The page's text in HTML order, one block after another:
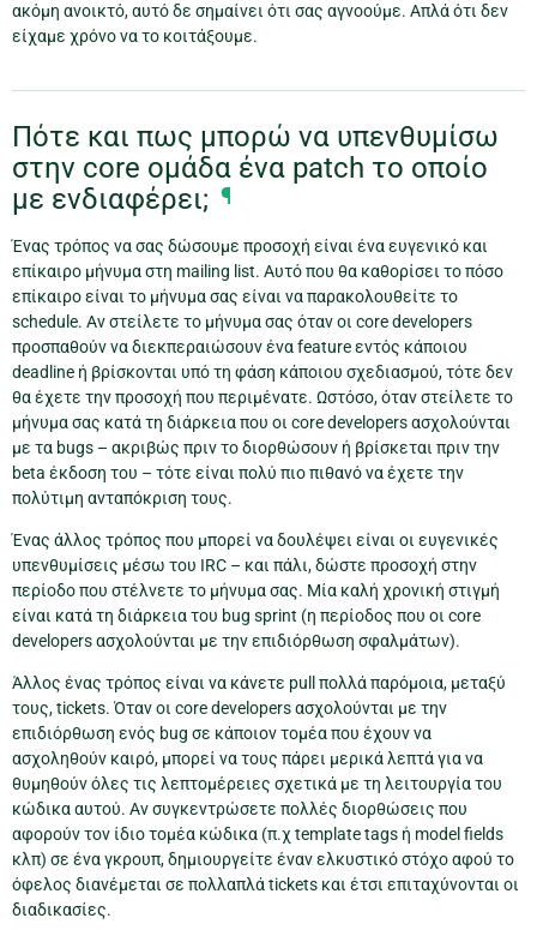
ακόμη ανοικτό, αυτό δε σημαίνει ότι σας αγνοούμε. Απλά ότι δεν
είχαμε χρόνο να το κοιτάξουμε.
Πότε και πως μπορώ να υπενθυμίσω
στην core ομάδα ένα patch το οποίο
με ενδιαφέρει; ¶
Ένας τρόπος να σας δώσουμε προσοχή είναι ένα ευγενικό και
επίκαιρο μήνυμα στη mailing list. Αυτό που θα καθορίσει το πόσο
επίκαιρο είναι το μήνυμα σας είναι να παρακολουθείτε το
schedule. Αν στείλετε το μήνυμα σας όταν οι core developers
προσπαθούν να διεκπεραιώσουν ένα feature εντός κάποιου
deadline ή βρίσκονται υπό τη φάση κάποιου σχεδιασμού, τότε δεν
θα έχετε την προσοχή που περιμένατε. Ωστόσο, όταν στείλετε το
μήνυμα σας κατά τη διάρκεια που οι core developers ασχολούνται
με τα bugs – ακριβώς πριν το διορθώσουν ή βρίσκεται πριν την
beta έκδοση του – τότε είναι πολύ πιο πιθανό να έχετε την
πολύτιμη ανταπόκριση τους.
Ένας άλλος τρόπος που μπορεί να δουλέψει είναι οι ευγενικές
υπενθυμίσεις μέσω του IRC – και πάλι, δώστε προσοχή στην
περίοδο που στέλνετε το μήνυμα σας. Μία καλή χρονική στιγμή
είναι κατά τη διάρκεια του bug sprint (η περίοδος που οι core
developers ασχολούνται με την επιδιόρθωση σφαλμάτων).
Άλλος ένας τρόπος είναι να κάνετε pull πολλά παρόμοια, μεταξύ
τους, tickets. Όταν οι core developers ασχολούνται με την
επιδιόρθωση ενός bug σε κάποιον τομέα που έχουν να
ασχοληθούν καιρό, μπορεί να τους πάρει μερικά λεπτά για να
θυμηθούν όλες τις λεπτομέρειες σχετικά με τη λειτουργία του
κώδικα αυτού. Αν συγκεντρώσετε πολλές διορθώσεις που
αφορούν τον ίδιο τομέα κώδικα (π.χ template tags ή model fields
κλπ) σε ένα γκρουπ, δημιουργείτε έναν ελκυστικό στόχο αφού το
όφελος διανέμεται σε πολλαπλά tickets και έτσι επιταχύνονται οι
διαδικασίες.